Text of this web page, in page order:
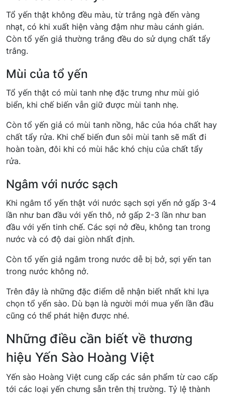
Tổ yến thật không đều màu, từ trắng ngà đến vàng
nhạt, có khi xuất hiện vàng đậm như màu cánh gián.
Còn tổ yến giả thường trắng đều do sử dụng chất tẩy
trắng.
Mùi của tổ yến
Tổ yến thật có mùi tanh nhẹ đặc trưng như mùi gió
biển, khi chế biến vẫn giữ được mùi tanh nhẹ.
Còn tổ yến giả có mùi tanh nồng, hắc của hóa chất hay
chất tẩy rửa. Khi chế biến đun sôi mùi tanh sẽ mất đi
hoàn toàn, đôi khi có mùi hắc khó chịu của chất tẩy
rửa.
Ngâm với nước sạch
Khi ngâm tổ yến thật với nước sạch sợi yến nở gấp 3-4
lần như ban đầu với yến thô, nở gấp 2-3 lần như ban
đầu với yến tinh chế. Các sợi nở đều, không tan trong
nước và có độ dai giòn nhất định.
Còn tổ yến giả ngâm trong nước dễ bị bở, sợi yến tan
trong nước không nở.
Trên đây là những đặc điểm dễ nhận biết nhất khi lựa
chọn tổ yến sào. Dù bạn là người mới mua yến lần đầu
cũng có thể phát hiện được nhé.
Những điều cần biết về thương
hiệu Yến Sào Hoàng Việt
Yến sào Hoàng Việt cung cấp các sản phẩm từ cao cấp
tới các loại yến chưng sẵn trên thị trường. Tỷ lệ thành